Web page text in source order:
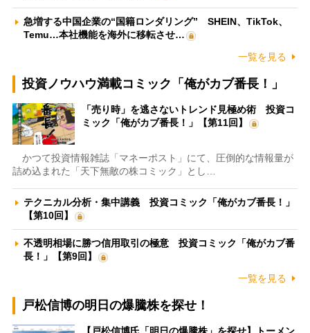
急増する中国企業の“国籍ロンダリング” SHEIN、TikTok、
Temu…本社機能を海外に移転させ…
一覧を見る
投資ノウハウ満載コミック「俺がカブ番長！」
「売り時」を逃さないトレンド見極め術 投資コ
ミック「俺がカブ番長！」【第11回】
かつて投資情報雑誌「マネーポスト」にて、圧倒的な情報量が
詰め込まれた「天下無敵の株コミック」とし…
テクニカル分析・集中講義 投資コミック「俺がカブ番長！」
【第10回】
不透明相場に勝つ信用取引の極意 投資コミック「俺がカブ番
長！」【第9回】
一覧を見る
戸松信博の明日の爆騰株を探せ！
【戸松信博氏「明日の爆騰株」を探せ】トーメン